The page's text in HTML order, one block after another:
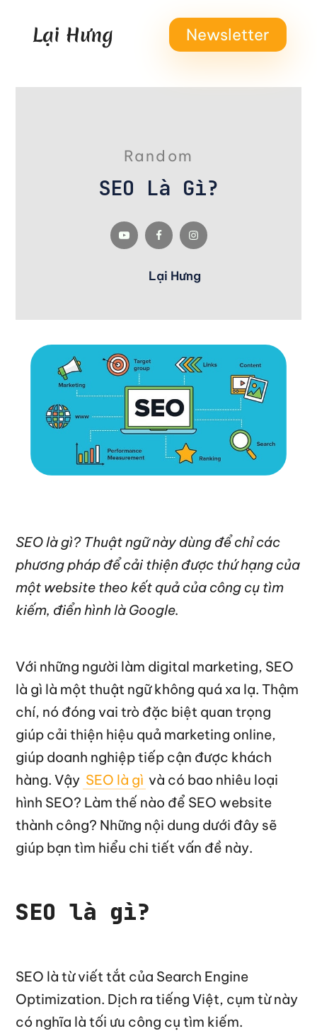
Newsletter
Random
SEO Là Gì?
Lại Hưng
SEO là gì? Thuật ngữ này dùng để chỉ các
phương pháp để cải thiện được thứ hạng của
một website theo kết quả của công cụ tìm
kiếm, điển hình là Google.
Với những người làm digital marketing, SEO
là gì là một thuật ngữ không quá xa lạ. Thậm
chí, nó đóng vai trò đặc biệt quan trọng
giúp cải thiện hiệu quả marketing online,
giúp doanh nghiệp tiếp cận được khách
hàng. Vậy SEO là gì và có bao nhiêu loại
hình SEO? Làm thế nào để SEO website
thành công? Những nội dung dưới đây sẽ
giúp bạn tìm hiểu chi tiết vấn đề này.
SEO là gì?
SEO là từ viết tắt của Search Engine
Optimization. Dịch ra tiếng Việt, cụm từ này
có nghĩa là tối ưu công cụ tìm kiếm.